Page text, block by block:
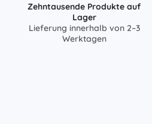
Zehntausende Produkte auf
Lager
Lieferung innerhalb von 2–3
Werktagen